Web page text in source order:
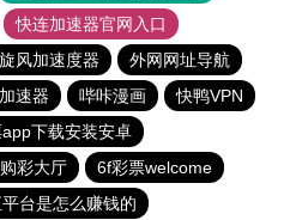
快连加速器官网入口
旋风加速度器
外网网址导航
速器 哔咔漫画
快鸭VPN
下载安装安卓
彩大厅
6f彩票welcome
台是怎么赚钱的